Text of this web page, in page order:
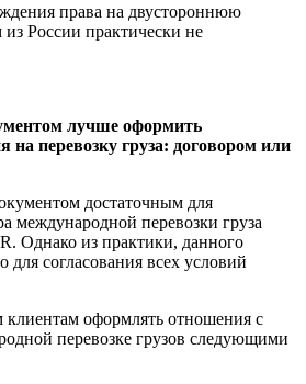
права на двустороннюю
из России практически не
лучше оформить
на перевозку груза: договором или
достаточным для
международной перевозки груза
Однако из практики, данного
для согласования всех условий
оформлять отношения с
перевозке грузов следующими